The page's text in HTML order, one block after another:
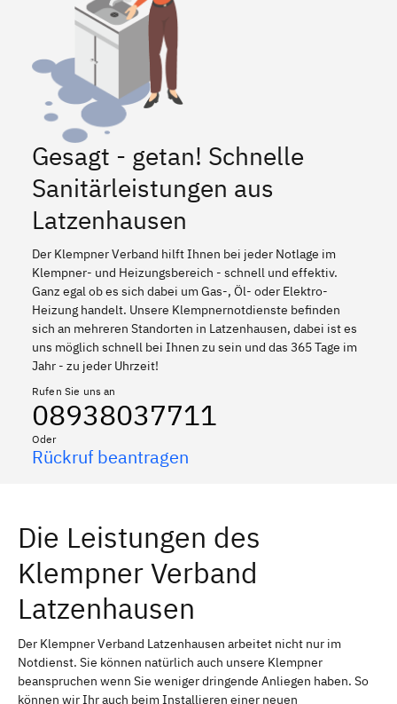
Gesagt - getan! Schnelle
Sanitärleistungen aus
Latzenhausen
Der Klempner Verband hilft Ihnen bei jeder Notlage im
Klempner- und Heizungsbereich - schnell und effektiv.
Ganz egal ob es sich dabei um Gas-, Öl- oder Elektro-
Heizung handelt. Unsere Klempnernotdienste befinden
sich an mehreren Standorten in Latzenhausen, dabei ist es
uns möglich schnell bei Ihnen zu sein und das 365 Tage im
Jahr - zu jeder Uhrzeit!
Rufen Sie uns an
08938037711
Oder
Rückruf beantragen
Die Leistungen des
Klempner Verband
Latzenhausen
Der Klempner Verband Latzenhausen arbeitet nicht nur im
Notdienst. Sie können natürlich auch unsere Klempner
beanspruchen wenn Sie weniger dringende Anliegen haben. So
können wir Ihr auch beim Installieren einer neuen